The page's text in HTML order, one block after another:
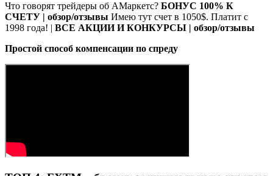
Что говорят трейдеры об АМаркетс? БОНУС 100% К
СЧЕТУ | обзор/отзывы Имею тут счет в 1050$. Платит с
1998 года! | ВСЕ АКЦИИ И КОНКУРСЫ | обзор/отзывы
Простой способ компенсации по спреду